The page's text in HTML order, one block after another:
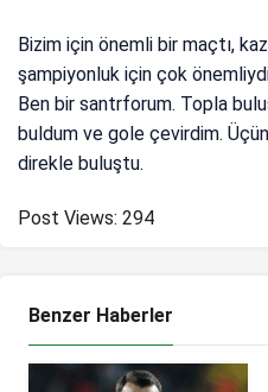
Bizim için önemli bir maçtı,
şampiyonluk için çok
Ben bir santrforum. Topla
buldum ve gole çevirdim.
direkle buluştu.
Post Views: 294
Benzer Haberler